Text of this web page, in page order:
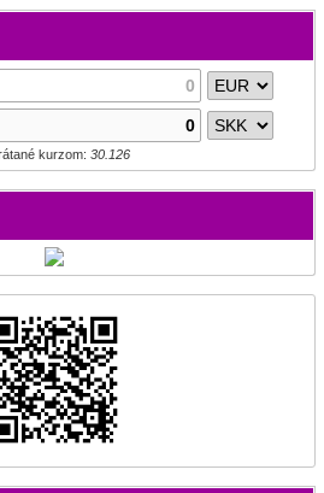
kurzom: 30.126